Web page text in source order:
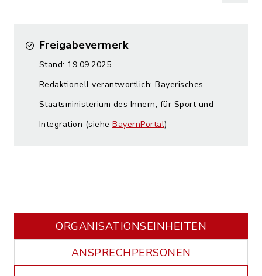
Freigabevermerk
Stand: 19.09.2025
Redaktionell verantwortlich: Bayerisches
Staatsministerium des Innern, für Sport und
Integration (siehe BayernPortal)
ORGANISATIONS­EINHEITEN
ANSPRECHPERSONEN